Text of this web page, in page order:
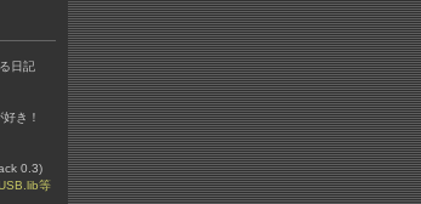
日記
き！
0.3)
等